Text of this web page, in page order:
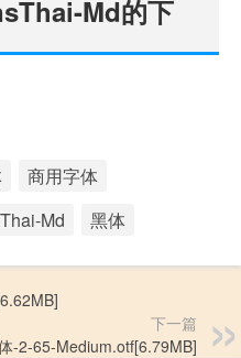
Md的下
商用字体
Md
黑体
下一篇
-2-65-Medium.otf[6.79MB]